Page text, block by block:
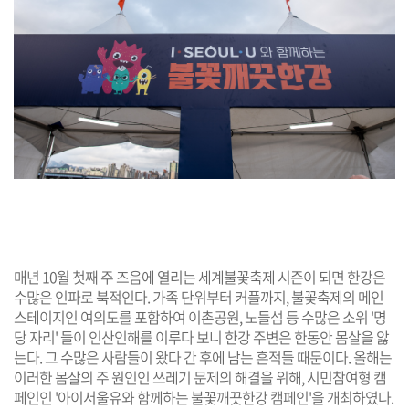
매년 10월 첫째 주 즈음에 열리는 세계불꽃축제 시즌이 되면 한강은
수많은 인파로 북적인다. 가족 단위부터 커플까지, 불꽃축제의 메인
스테이지인 여의도를 포함하여 이촌공원, 노들섬 등 수많은 소위 '명
당 자리' 들이 인산인해를 이루다 보니 한강 주변은 한동안 몸살을 앓
는다. 그 수많은 사람들이 왔다 간 후에 남는 흔적들 때문이다. 올해는
이러한 몸살의 주 원인인 쓰레기 문제의 해결을 위해, 시민참여형 캠
페인인 '아이서울유와 함께하는 불꽃깨끗한강 캠페인'을 개최하였다.